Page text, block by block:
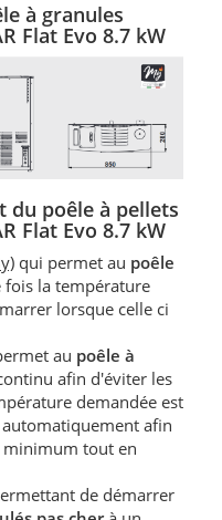
à granules
Flat Evo 8.7 kW
du poêle à pellets
Flat Evo 8.7 kW
qui permet au poêle
fois la température
lorsque celle ci
au poêle à
afin d'éviter les
demandée est
afin
minimum tout en
de démarrer